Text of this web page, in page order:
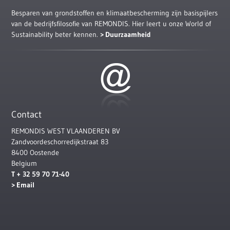
Besparen van grondstoffen en klimaatbescherming zijn basispijlers
van de bedrijfsfilosofie van REMONDIS. Hier leert u onze World of
Sustainability beter kennen.
Duurzaamheid
Contact
REMONDIS WEST VLAANDEREN BV
Zandvoordeschorredijkstraat 83
8400 Oostende
Belgium
T + 32 59 70 71-40
Email